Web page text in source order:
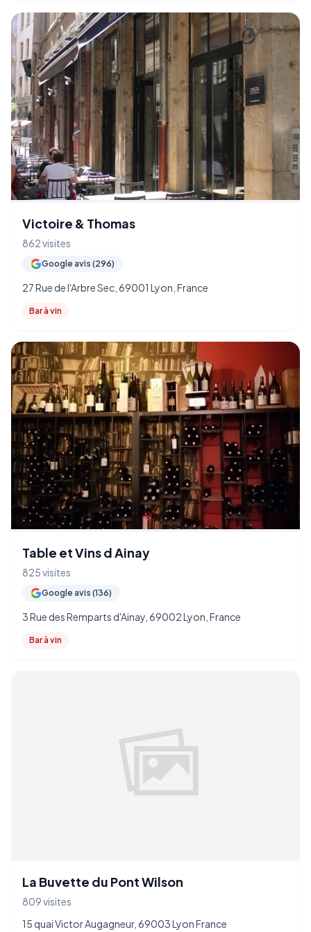
Victoire & Thomas
862 visites
Google avis (296)
27 Rue de l'Arbre Sec, 69001 Lyon, France
Bar à vin
Table et Vins d Ainay
825 visites
Google avis (136)
3 Rue des Remparts d'Ainay, 69002 Lyon, France
Bar à vin
La Buvette du Pont Wilson
809 visites
15 quai Victor Augagneur, 69003 Lyon France